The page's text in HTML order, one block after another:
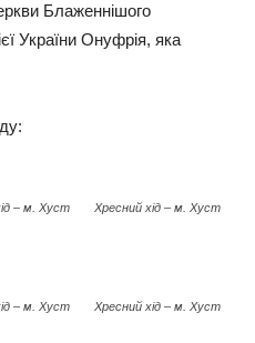
Блаженнішого
України Онуфрія, яка
– м. Хуст Хресний хід – м. Хуст
– м. Хуст Хресний хід – м. Хуст